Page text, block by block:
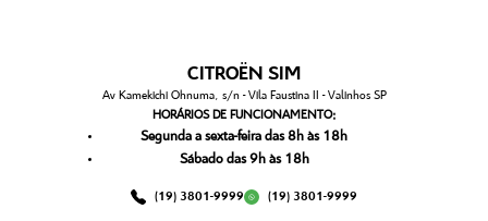
CITROËN SIM
Av Kamekichi Ohnuma, s/n - Vila Faustina II - Valinhos SP
HORÁRIOS DE FUNCIONAMENTO:
Segunda a sexta-feira das 8h às 18h
Sábado das 9h às 18h
(19) 3801-9999 (19) 3801-9999